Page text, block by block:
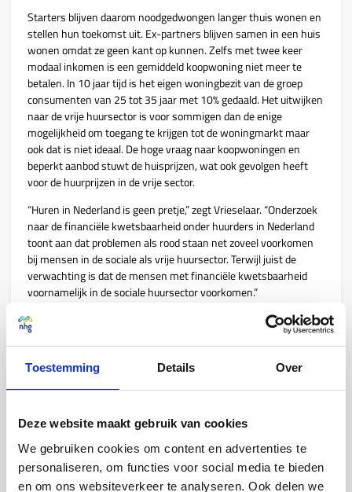
Toestemming Details Over
Deze website maakt gebruik van cookies
We gebruiken cookies om content en advertenties te
personaliseren, om functies voor social media te bieden
en om ons websiteverkeer te analyseren. Ook delen we
Starters blijven daarom noodgedwongen langer thuis wonen en
stellen hun toekomst uit. Ex-partners blijven samen in een huis
wonen omdat ze geen kant op kunnen. Zelfs met twee keer
modaal inkomen is een gemiddeld koopwoning niet meer te
betalen. In 10 jaar tijd is het eigen woningbezit van de groep
consumenten van 25 tot 35 jaar met 10% gedaald. Het uitwijken
naar de vrije huursector is voor sommigen dan de enige
mogelijkheid om toegang te krijgen tot de woningmarkt maar
ook dat is niet ideaal. De hoge vraag naar koopwoningen en
beperkt aanbod stuwt de huisprijzen, wat ook gevolgen heeft
voor de huurprijzen in de vrije sector.
“Huren in Nederland is geen pretje,” zegt Vrieselaar. “Onderzoek
naar de financiële kwetsbaarheid onder huurders in Nederland
toont aan dat problemen als rood staan net zoveel voorkomen
bij mensen in de sociale als vrije huursector. Terwijl juist de
verwachting is dat de mensen met financiële kwetsbaarheid
voornamelijk in de sociale huursector voorkomen.”
Meer huizen bouwen helpt de starter
niet op korte termijn
Maar hoe kunnen we de groep voor wie een eigen woning
onbereikbaar is beter helpen, zonder de problemen door te
Bouwen wordt door alle aanwezigen genoemd als een oplossing
voor de woningcrisis. En dan wel naar woningbehoefte. Bouwen
vergroot namelijk het aanbod en lost een deel van de schaarste
op, maar het lost niet het probleem op korte termijn op voor de